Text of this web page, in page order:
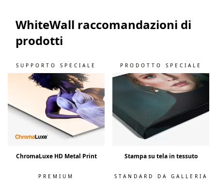
WhiteWall raccomandazioni di
prodotti
SUPPORTO SPECIALE
ChromaLuxe HD Metal Print
PRODOTTO SPECIALE
Stampa su tela in tessuto
PREMIUM STANDARD DA GALLERIA